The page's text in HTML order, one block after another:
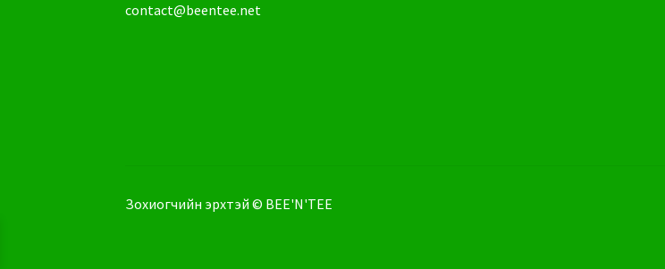
contact@beentee.net
Зохиогчийн эрхтэй © BEE'N'TEE